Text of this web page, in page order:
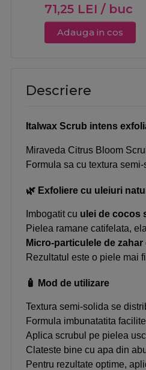
71,25 LEI / buc
Adauga in cos
Descriere
Italwax Scrub intens
Miraveda Citrus Bloom
Formula sa cu textura
🌿 Exfoliere cu uleiuri
Imbogatit cu ulei de cocos
Pielea ramane catifelata,
Micro-particulele de zahar
Rezultatul este o piele mai
🧴 Mod de utilizare
Textura semi-solida se
Formula imbunatatita
Aplica scrubul pe pielea
Clateste bine cu apa din
Pentru rezultate optime,